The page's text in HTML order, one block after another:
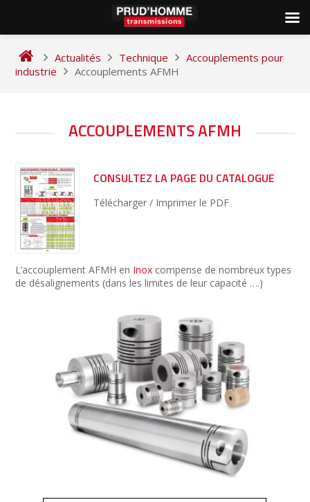
content
Actualités Technique
Accouplements pour
industrie
Accouplements AFMH
ACCOUPLEMENTS AFMH
CONSULTEZ LA PAGE DU CATALOGUE
Télécharger / Imprimer le PDF
L’accouplement AFMH en Inox compense de nombreux types
de désalignements (dans les limites de leur capacité ….)
NAVIGATION
L’ARTICLE